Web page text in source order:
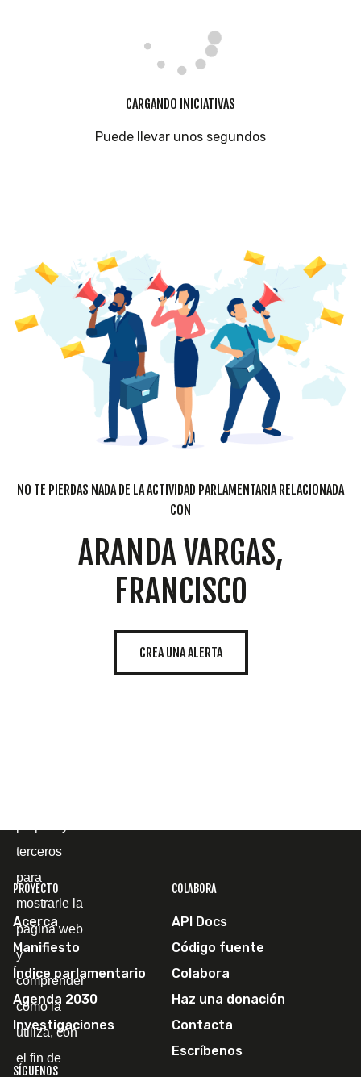
CARGANDO INICIATIVAS
Puede llevar unos segundos
NO TE PIERDAS NADA DE LA ACTIVIDAD PARLAMENTARIA RELACIONADA
CON
ARANDA VARGAS,
FRANCISCO
CREA UNA ALERTA
PROYECTO
Acerca
Manifiesto
Índice parlamentario
Agenda 2030
Investigaciones
COLABORA
API Docs
Código fuente
Colabora
Haz una donación
Contacta
Escríbenos
SÍGUENOS
terceros
para
mostrarle la
página web
y
comprender
cómo la
utiliza, con
el fin de